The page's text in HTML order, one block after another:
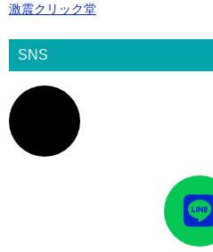
激震クリック堂
SNS
イ
コ
ン
リ
イ
コ
ン
リ